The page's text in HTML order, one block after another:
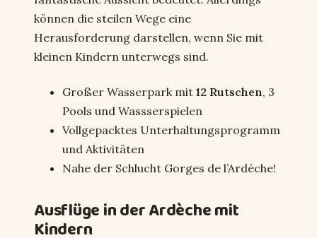
können die steilen Wege eine
Herausforderung darstellen, wenn Sie mit
kleinen Kindern unterwegs sind.
Großer Wasserpark mit 12 Rutschen, 3
Pools und Wassserspielen
Vollgepacktes Unterhaltungsprogramm
und Aktivitäten
Nahe der Schlucht Gorges de l’Ardéche!
Ausflüge in der Ardèche mit
Kindern